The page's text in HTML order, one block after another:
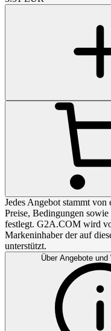
Jedes Angebot stammt
Preise, Bedingungen
festlegt. G2A.COM wird
Markeninhaber der auf
unterstützt.
Über Angebote und